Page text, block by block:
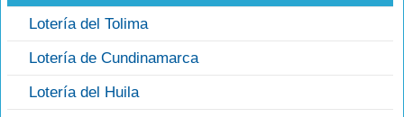
Lotería del Tolima
Lotería de Cundinamarca
Lotería del Huila